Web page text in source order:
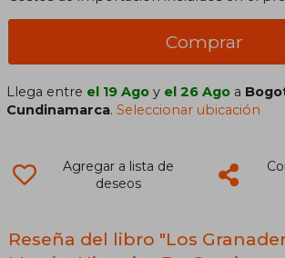
Comprar
Llega entre el 19 Ago y el 26 Ago a
Cundinamarca.Seleccionar ubicación
Agregar a lista de
deseos
Reseña del libro "Los